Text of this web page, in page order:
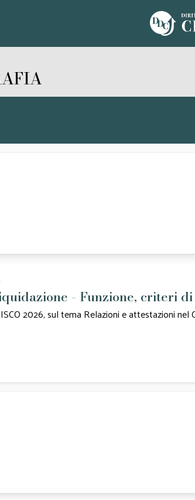
- Funzione, criteri
2026, sul tema Relazioni e attestazioni nel